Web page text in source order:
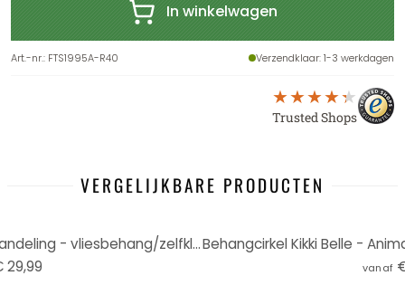
In winkelwagen
Art.-nr.: FTS1995A-R40 Verzendklaar: 1-3 werkdagen
Trusted Shops
VERGELIJKBARE PRODUCTEN
Behangcirkel Kikki Belle - Boswandeling - vliesbehang/zelfklevend vliesbehang
29,99
vanaf